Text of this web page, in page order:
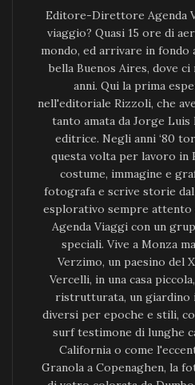
Editore-Direttore Agenda
viaggio? Quasi 15 ore di
mondo, ed arrivare in fondo
bella Buenos Aires, dove
anni. Qui la prima
nell'editoriale Rizzoli, che
tanto amata da Jorge Luis
editrice. Negli anni ‘80
questa volta per lavoro in
costume, immagine e
fotografa e scrive storie
esplorativo sempre
Agenda Viaggi con un
speciali. Vive a Monza
Verzimo, un paesino del
Vercelli, in una casa
ristrutturata, un
diversi per epoche e stili,
surf testimone di lunghe
California o come
Granola a Copenaghen, la